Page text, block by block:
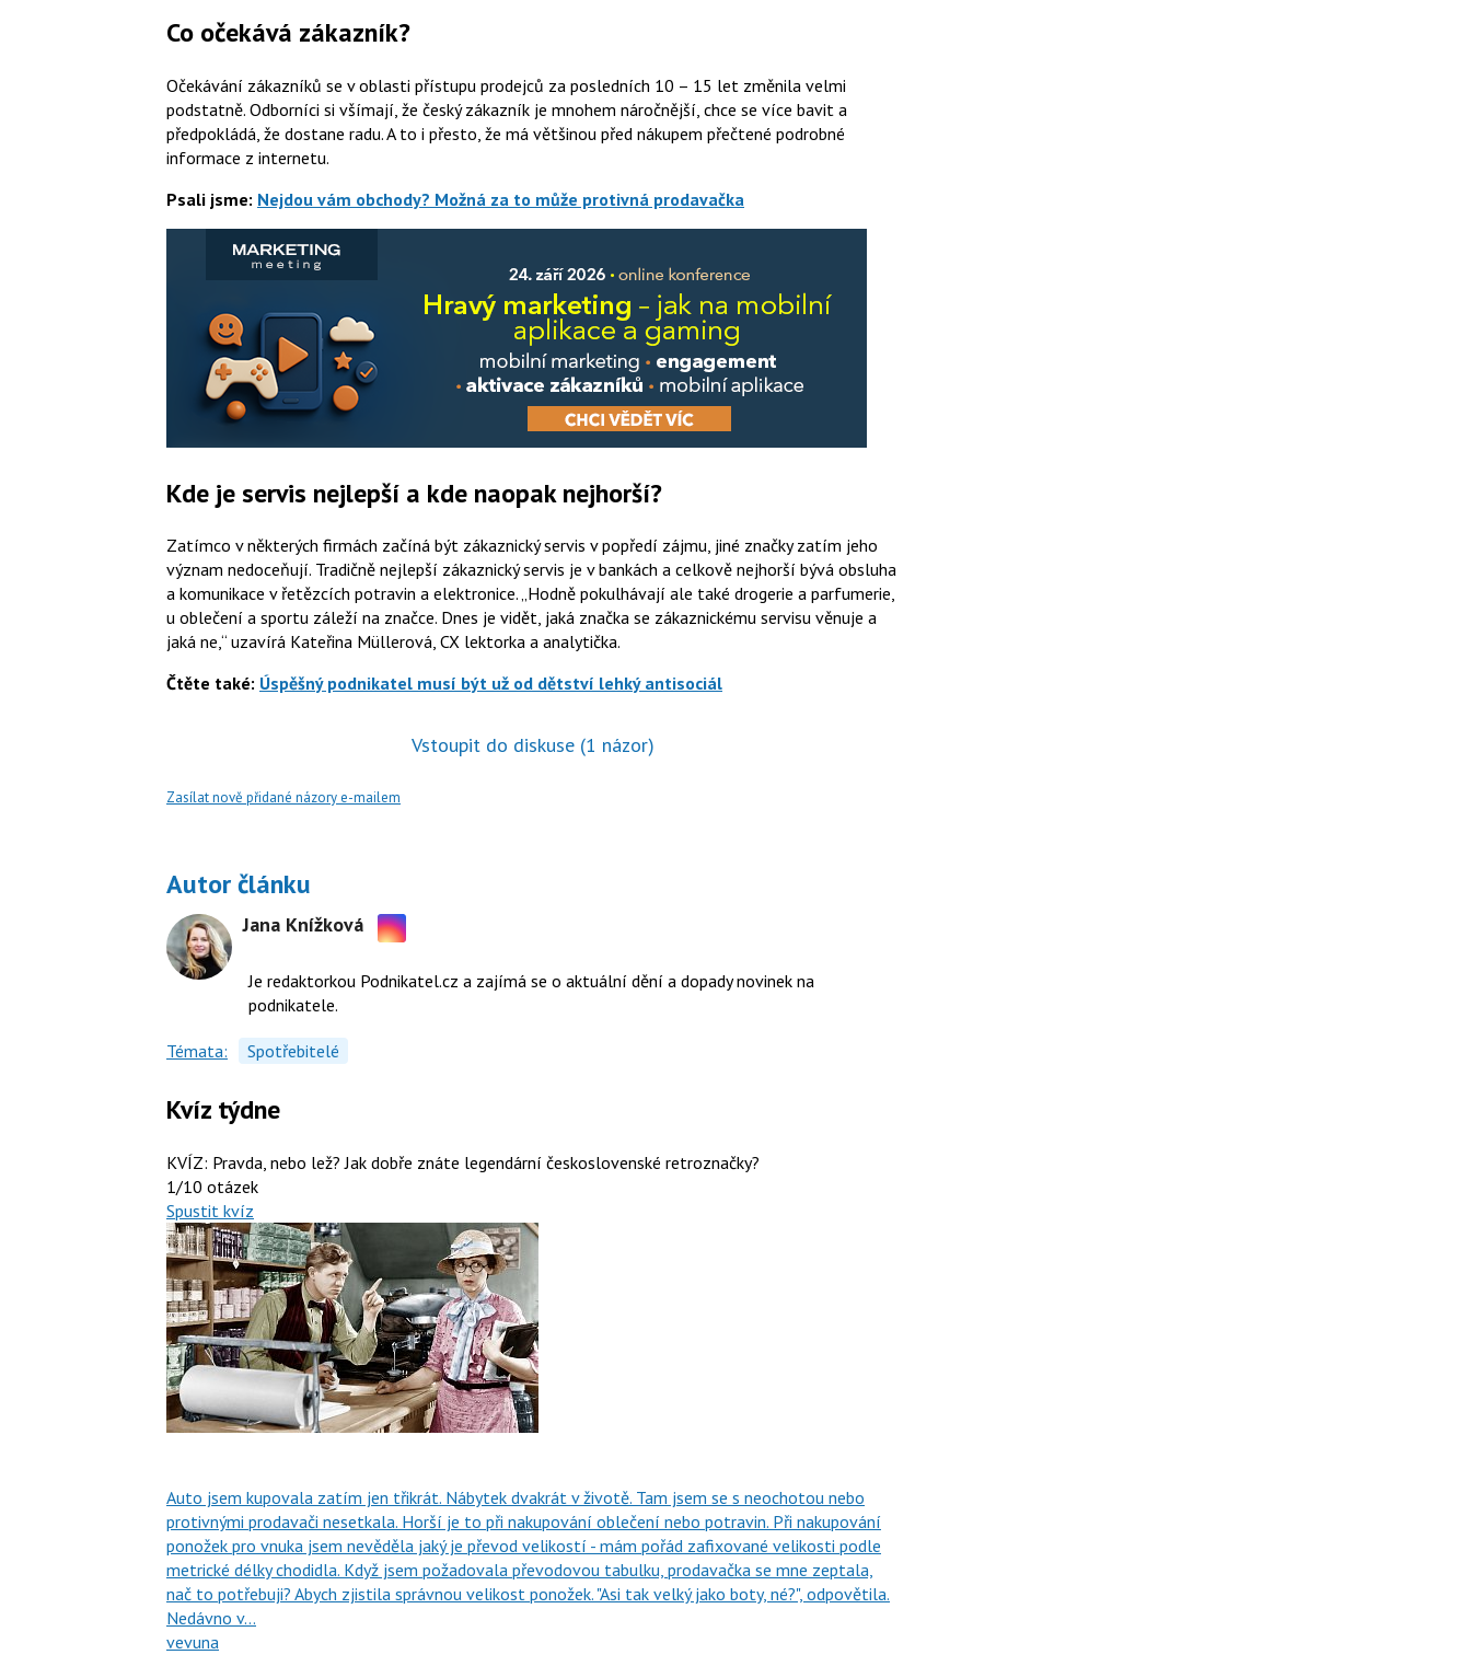
Co očekává zákazník?
Očekávání zákazníků se v oblasti přístupu prodejců za posledních 10 – 15 let změnila velmi
podstatně. Odborníci si všímají, že český zákazník je mnohem náročnější, chce se více bavit a
předpokládá, že dostane radu. A to i přesto, že má většinou před nákupem přečtené podrobné
informace z internetu.
Psali jsme: Nejdou vám obchody? Možná za to může protivná prodavačka
Kde je servis nejlepší a kde naopak nejhorší?
Zatímco v některých firmách začíná být zákaznický servis v popředí zájmu, jiné značky zatím jeho
význam nedoceňují. Tradičně nejlepší zákaznický servis je v bankách a celkově nejhorší bývá obsluha
a komunikace v řetězcích potravin a elektronice. Hodně pokulhávají ale také drogerie a parfumerie,
u oblečení a sportu záleží na značce. Dnes je vidět, jaká značka se zákaznickému servisu věnuje a
jaká ne, uzavírá Kateřina Müllerová, CX lektorka a analytička.
Čtěte také: Úspěšný podnikatel musí být už od dětství lehký antisociál
Vstoupit do diskuse (1 názor)
Zasílat nově přidané názory e-mailem
Autor článku
Jana Knížková
Sdílejte
Instagramu
Je redaktorkou Podnikatel.cz a zajímá se o aktuální dění a dopady novinek na
podnikatele.
Témata: Spotřebitelé
Kvíz týdne
KVÍZ: Pravda, nebo lež? Jak dobře znáte legendární československé retroznačky?
1/10 otázek
Spustit kvíz
Auto jsem kupovala zatím jen třikrát. Nábytek dvakrát v životě. Tam jsem se s neochotou nebo
protivnými prodavači nesetkala. Horší je to při nakupování oblečení nebo potravin. Při nakupování
ponožek pro vnuka jsem nevěděla jaký je převod velikostí - mám pořád zafixované velikosti podle
metrické délky chodidla. Když jsem požadovala převodovou tabulku, prodavačka se mne zeptala,
nač to potřebuji? Abych zjistila správnou velikost ponožek. "Asi tak velký jako boty, né?", odpovětila.
Nedávno v…
vevuna